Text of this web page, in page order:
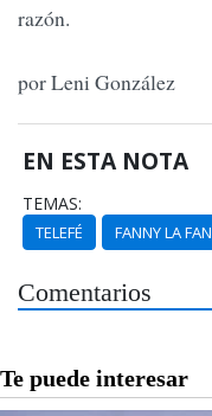
razón.
por Leni González
EN ESTA NOTA
TEMAS:
TELEFÉ FANNY LA FAN
Comentarios